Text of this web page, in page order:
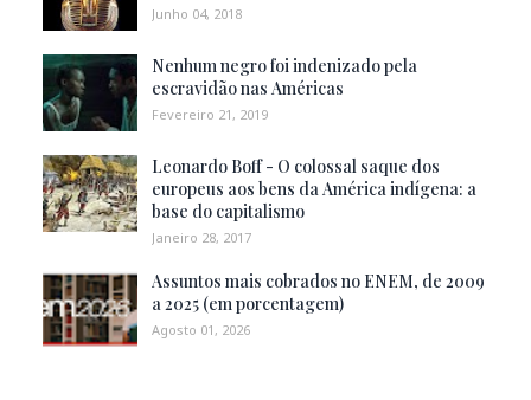
Junho 04, 2018
Nenhum negro foi indenizado pela
escravidão nas Américas
Fevereiro 21, 2019
Leonardo Boff - O colossal saque dos
europeus aos bens da América indígena: a
base do capitalismo
Janeiro 28, 2017
Assuntos mais cobrados no ENEM, de 2009
a 2025 (em porcentagem)
Agosto 01, 2026